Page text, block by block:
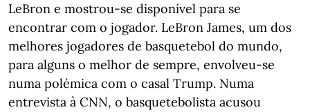
LeBron e mostrou-se disponível para se
encontrar com o jogador. LeBron James, um dos
melhores jogadores de basquetebol do mundo,
para alguns o melhor de sempre, envolveu-se
numa polémica com o casal Trump. Numa
entrevista à CNN, o basquetebolista acusou